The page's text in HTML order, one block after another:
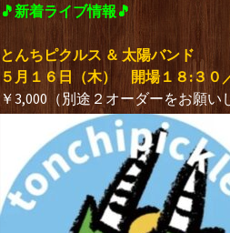
🎵新着ライブ情報🎵
とんちピクルス ＆ 太陽バンド
５月１６日（木） 開場１８:３０
￥3,000（別途２オーダーをお願い